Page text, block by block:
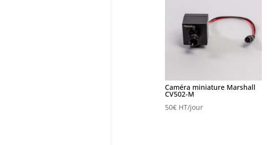
Caméra miniature Marshall
CV502-M
50€HT/jour